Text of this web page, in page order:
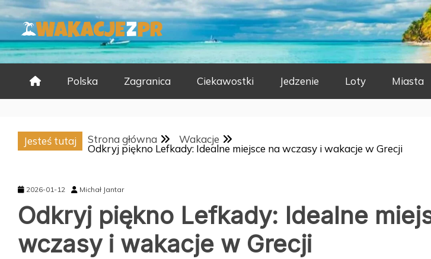
Skip
to
content
Polska Zagranica Ciekawostki Jedzenie Loty Miasta
Jesteś tutaj Strona główna Wakacje
Odkryj piękno Lefkady: Idealne miejsce na wczasy i wakacje w Grecji
2026-01-12 Michał Jantar
Odkryj piękno Lefkady: Idealne
wczasy i wakacje w Grecji